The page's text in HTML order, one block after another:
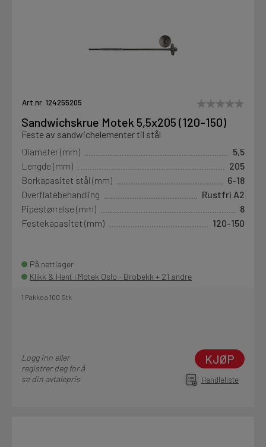
Art.nr. 124255205
Sandwichskrue Motek 5,5x205 (120-150)
Feste av sandwichelementer til stål
Diameter (mm)
5,5
Lengde (mm)
205
Borkapasitet stål (mm)
6-18
Overflatebehandling
Rustfri A2
Pipestørrelse (mm)
8
Festekapasitet (mm)
120-150
På nettlager
Klikk & Hent i Motek Oslo - Brobekk + 21 andre
1 Pakke a 100 Stk
Logg inn eller
registrer deg for å
se din avtalepris
KJØP
Handleliste